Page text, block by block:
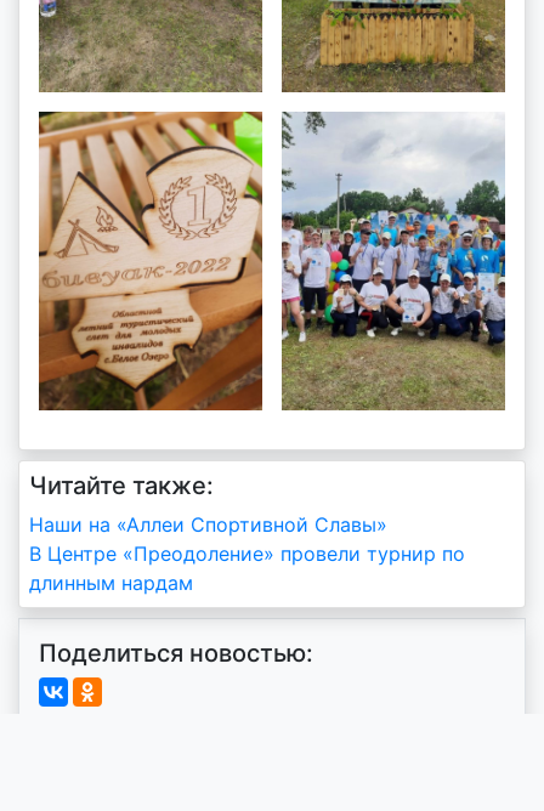
Читайте также:
Навигация
по
записям
Наши на «Аллеи Спортивной Славы»
В Центре «Преодоление» провели турнир по
длинным нардам
Поделиться новостью: